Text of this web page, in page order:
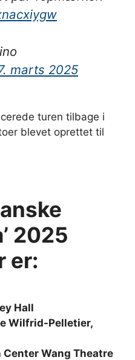
marts 2025
turen tilbage i
blevet oprettet til
2025
er:
Hall
Wilfrid-Pelletier,
Center Wang Theatre